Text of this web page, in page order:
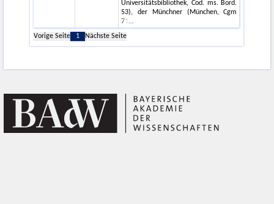
Universitätsbibliothek, Cod. ms. Bord.
53), der Münchner (München, Cgm
71
Vorige Seite
1 Nächste Seite